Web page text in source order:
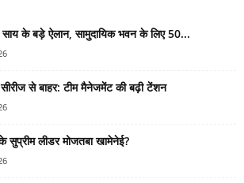
के बड़े ऐलान, सामुदायिक भवन के लिए 50...
से बाहर: टीम मैनेजमेंट की बढ़ी टेंशन
सुप्रीम लीडर मोजतबा खामेनेई?